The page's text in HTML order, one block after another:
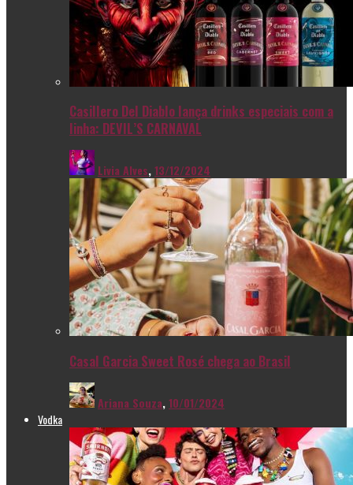
Casillero Del Diablo lança drinks especiais com a
linha: DEVIL’S CARNAVAL
Livia Alves,13/12/2024
Casal Garcia Sweet Rosé chega ao Brasil
Ariana Souza,10/01/2024
Vodka